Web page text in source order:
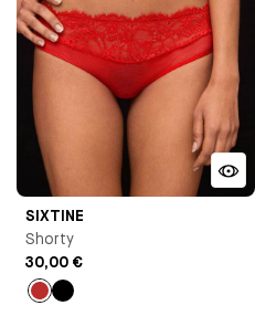
SIXTINE
Shorty
30,00 €
Rouge